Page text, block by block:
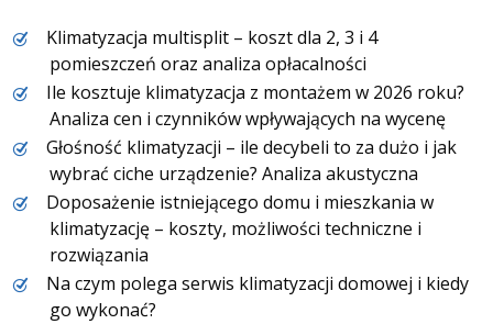
Klimatyzacja multisplit – koszt dla 2, 3 i 4
pomieszczeń oraz analiza opłacalności
Ile kosztuje klimatyzacja z montażem w 2026 roku?
Analiza cen i czynników wpływających na wycenę
Głośność klimatyzacji – ile decybeli to za dużo i jak
wybrać ciche urządzenie? Analiza akustyczna
Doposażenie istniejącego domu i mieszkania w
klimatyzację – koszty, możliwości techniczne i
rozwiązania
Na czym polega serwis klimatyzacji domowej i kiedy
go wykonać?